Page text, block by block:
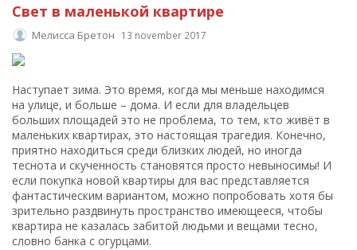
Свет в маленькой квартире
Мелисса Бретон 13 november 2017
Наступает зима. Это время, когда мы меньше находимся
на улице, и больше – дома. И если для владельцев
больших площадей это не проблема, то тем, кто живёт в
маленьких квартирах, это настоящая трагедия. Конечно,
приятно находиться среди близких людей, но иногда
теснота и скученность становятся просто невыносимы! И
если покупка новой квартиры для вас представляется
фантастическим вариантом, можно попробовать хотя бы
зрительно раздвинуть пространство имеющееся, чтобы
квартира не казалась забитой людьми и вещами тесно,
словно банка с огурцами.